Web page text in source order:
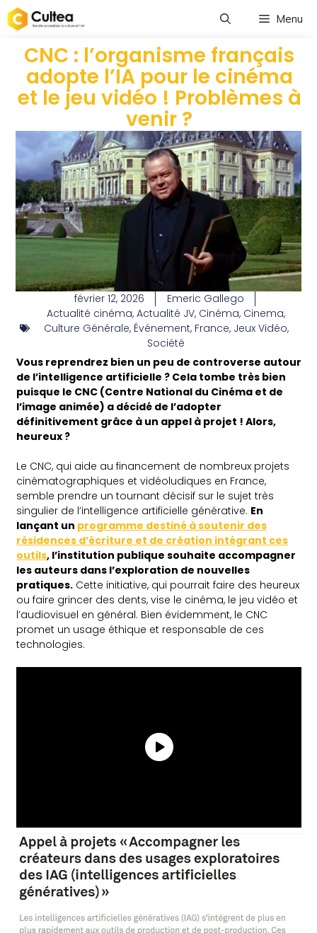
Menu
CNC : l’organisme français
adopte l’IA pour le cinéma
et le jeu vidéo ! Problèmes à
venir ?
février 12, 2026
Emeric Gallego
Actualité cinéma, Actualité JV, Cinéma, Cinema,
Culture Générale, Événement, France, Jeux Vidéo,
Société
Vous reprendrez bien un peu de controverse autour
de l’intelligence artificielle ? Cela tombe très bien
puisque le CNC (Centre National du Cinéma et de
l’image animée) a décidé de l’adopter
définitivement grâce à un appel à projet ! Alors,
heureux ?
Le CNC, qui aide au financement de nombreux projets
cinématographiques et vidéoludiques en France,
semble prendre un tournant décisif sur le sujet très
singulier de l’intelligence artificielle générative. En
lançant un programme destiné à soutenir des
résidences d’écriture et de création intégrant ces
outils, l’institution publique souhaite accompagner
les auteurs dans l’exploration de nouvelles
pratiques. Cette initiative, qui pourrait faire des heureux
ou faire grincer des dents, vise le cinéma, le jeu vidéo et
l’audiovisuel en général. Bien évidemment, le CNC
promet un usage éthique et responsable de ces
technologies.